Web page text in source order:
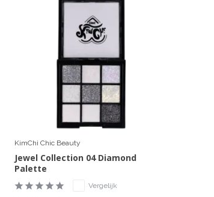
KimChi Chic Beauty
Jewel Collection 04 Diamond
Palette
Vergelijk